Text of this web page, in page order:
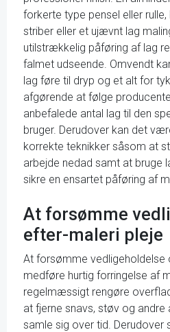
forkerte type pensel eller
striber eller et ujævnt lag
utilstrækkelig påføring af lag
falmet udseende. Omvendt
lag føre til dryp og et alt for
afgørende at følge
anbefalede antal lag til den
bruger. Derudover kan det
korrekte teknikker såsom at
arbejde nedad samt at bruge
sikre en ensartet påføring af
At forsømme
efter-maleri pleje
At forsømme vedligeholdelse
medføre hurtig forringelse af
regelmæssigt rengøre
at fjerne snavs, støv og
samle sig over tid. Derudover